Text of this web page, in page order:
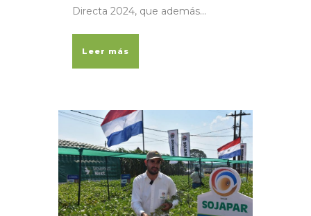
Directa 2024, que además...
Leer más